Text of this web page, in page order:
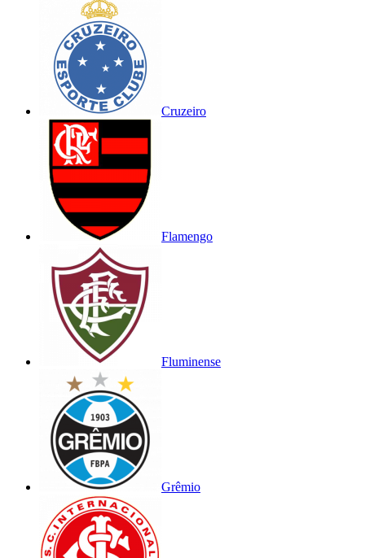
Cruzeiro
Flamengo
Fluminense
Grêmio